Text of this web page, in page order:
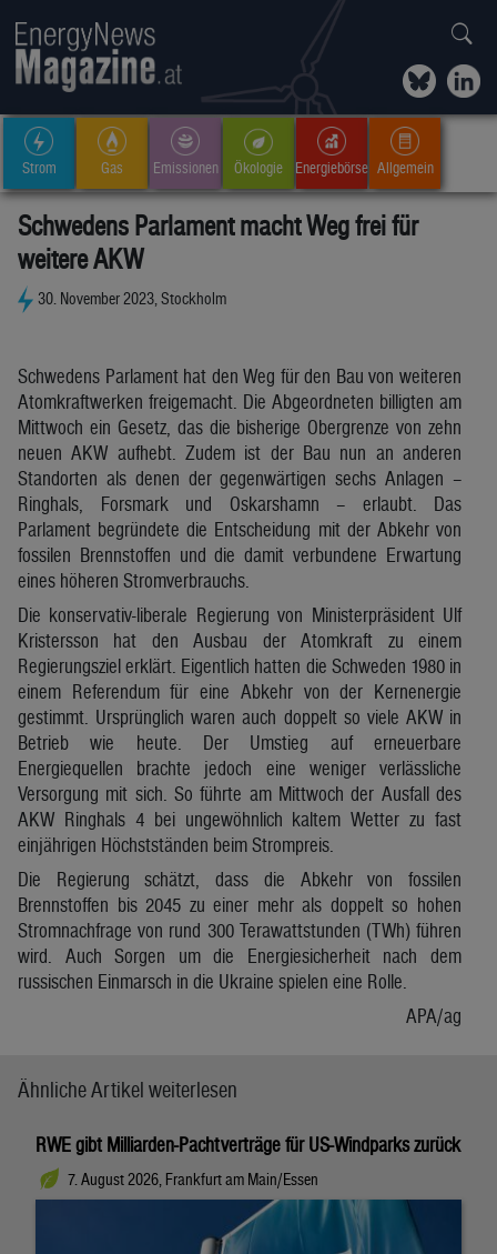
Strom Gas Emissionen Ökologie Energiebörse Allgemein
Schwedens Parlament macht Weg frei für
weitere AKW
30. November 2023, Stockholm
Schwedens Parlament hat den Weg für den Bau von weiteren
Atomkraftwerken freigemacht. Die Abgeordneten billigten am
Mittwoch ein Gesetz, das die bisherige Obergrenze von zehn
neuen AKW aufhebt. Zudem ist der Bau nun an anderen
Standorten als denen der gegenwärtigen sechs Anlagen –
Ringhals, Forsmark und Oskarshamn – erlaubt. Das
Parlament begründete die Entscheidung mit der Abkehr von
fossilen Brennstoffen und die damit verbundene Erwartung
eines höheren Stromverbrauchs.
Die konservativ-liberale Regierung von Ministerpräsident Ulf
Kristersson hat den Ausbau der Atomkraft zu einem
Regierungsziel erklärt. Eigentlich hatten die Schweden 1980 in
einem Referendum für eine Abkehr von der Kernenergie
gestimmt. Ursprünglich waren auch doppelt so viele AKW in
Betrieb wie heute. Der Umstieg auf erneuerbare
Energiequellen brachte jedoch eine weniger verlässliche
Versorgung mit sich. So führte am Mittwoch der Ausfall des
AKW Ringhals 4 bei ungewöhnlich kaltem Wetter zu fast
einjährigen Höchstständen beim Strompreis.
Die Regierung schätzt, dass die Abkehr von fossilen
Brennstoffen bis 2045 zu einer mehr als doppelt so hohen
Stromnachfrage von rund 300 Terawattstunden (TWh) führen
wird. Auch Sorgen um die Energiesicherheit nach dem
russischen Einmarsch in die Ukraine spielen eine Rolle.
APA/ag
Ähnliche Artikel weiterlesen
RWE gibt Milliarden-Pachtverträge für US-Windparks zurück
7. August 2026, Frankfurt am Main/Essen